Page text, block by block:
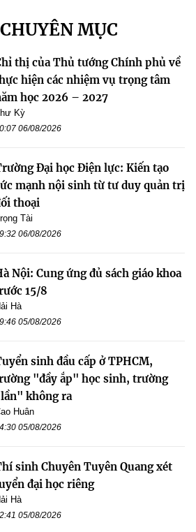
MỤC
thị của Thủ tướng Chính phủ về
hiện các nhiệm vụ trọng tâm
học 2026 – 2027
Kỳ
06/08/2026
Đại học Điện lực: Kiến tạo
mạnh nội sinh từ tư duy quản trị
thoại
Tài
06/08/2026
Nội: Cung ứng đủ sách giáo khoa
15/8
Hà
05/08/2026
sinh đầu cấp ở TPHCM,
"đầy ắp" học sinh, trường
không ra
Huân
05/08/2026
sinh Chuyên Tuyên Quang xét
đại học riêng
Hà
05/08/2026